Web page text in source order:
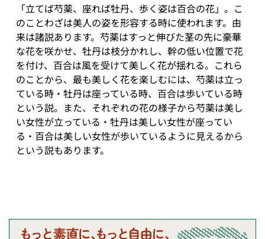
「立てば芍薬、座れば牡丹、歩く姿は百合の花」。こ
のことわざは美人の姿を形容する時に使われます。由
来は諸説あります。芍薬はすっと伸びた茎の先に豪華
な花を咲かせ、牡丹は枝分かれし、幹の低い位置で花
を付け、百合は風を受けて美しく花が揺れる。これら
のことから、最も美しく花を楽しむには、芍薬は立っ
ている時・牡丹は座っている時、百合は歩いている時
という説。また、それぞれの花の様子から芍薬は美し
い女性が立っている・牡丹は美しい女性が座ってい
る・百合は美しい女性が歩いているように見えるから
という説もあります。